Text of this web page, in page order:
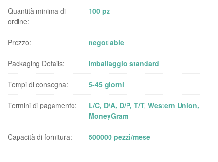
Quantità minima di
ordine:
100 pz
Prezzo: negotiable
Packaging Details: Imballaggio standard
Tempi di consegna: 5-45 giorni
Termini di pagamento:
L/C, D/A, D/P, T/T, Western Union,
MoneyGram
Capacità di fornitura: 500000 pezzi/mese